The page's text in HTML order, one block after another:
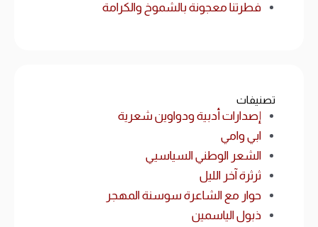
فطرتنا معجونة بالشموخ والكرامة
تصنيفات
إصدارات أدبية ودواوين شعرية
ابي وامي
الشعر الوطني السياسيي
ثرثرة آخر الليل
حوار مع الشاعرة سوسنة المهجر
ذبول الياسمين